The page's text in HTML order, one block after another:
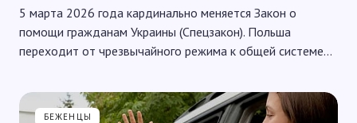
5 марта 2026 года кардинально меняется Закон о
помощи гражданам Украины (Спецзакон). Польша
переходит от чрезвычайного режима к общей системе…
БЕЖЕНЦЫ